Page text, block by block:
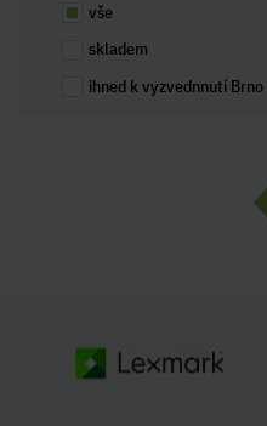
vše
skladem
ihned k vyzvednnutí Brno